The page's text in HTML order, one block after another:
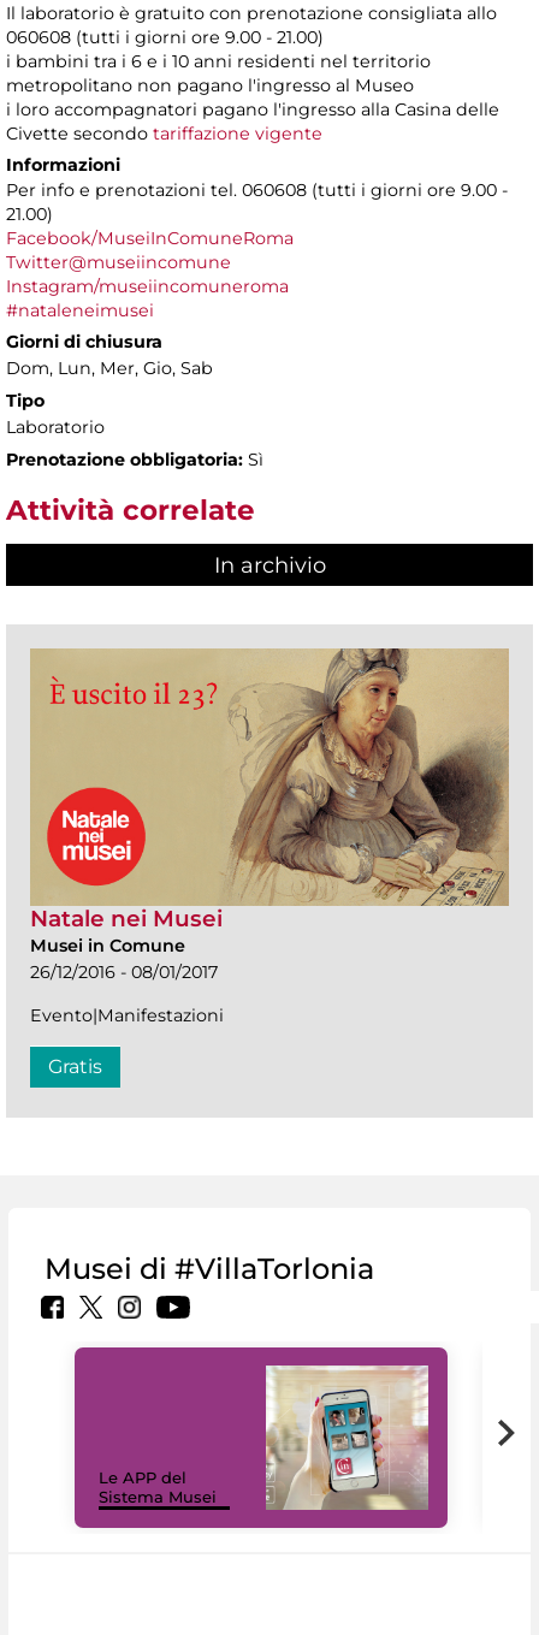
Il laboratorio è gratuito con prenotazione consigliata allo
060608 (tutti i giorni ore 9.00 - 21.00)
i bambini tra i 6 e i 10 anni residenti nel territorio
metropolitano non pagano l'ingresso al Museo
i loro accompagnatori pagano l'ingresso alla Casina delle
Civette secondo tariffazione vigente
Informazioni
Per info e prenotazioni tel. 060608 (tutti i giorni ore 9.00 -
21.00)
Facebook/MuseiInComuneRoma
Twitter@museiincomune
Instagram/museiincomuneroma
#nataleneimusei
Giorni di chiusura
Dom, Lun, Mer, Gio, Sab
Tipo
Laboratorio
Prenotazione obbligatoria: Sì
Attività correlate
In archivio
Natale nei Musei
Musei in Comune
26/12/2016 - 08/01/2017
Evento|Manifestazioni
Gratis
Musei di #VillaTorlonia
Le APP del
Sistema Musei